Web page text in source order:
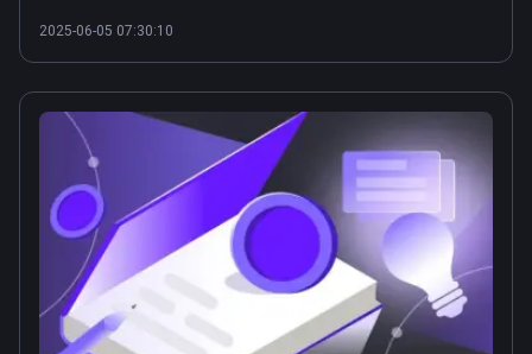
2025-06-05 07:30:10